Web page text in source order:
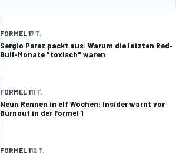
FORMEL 17 T.
Sergio Perez packt aus: Warum die letzten Red-
Bull-Monate "toxisch" waren
FORMEL 111 T.
Neun Rennen in elf Wochen: Insider warnt vor
Burnout in der Formel 1
FORMEL 112 T.